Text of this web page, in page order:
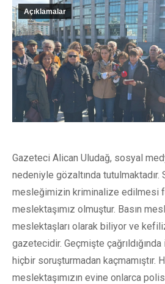
Açıklamalar
Gazeteci Alican Uludağ, sosyal
nedeniyle gözaltında tutulmaktadır.
mesleğimizin kriminalize edilmesi
meslektaşımız olmuştur. Basın
meslektaşları olarak biliyor ve
gazetecidir. Geçmişte
hiçbir soruşturmadan kaçmamıştır.
meslektaşımızın evine onlarca